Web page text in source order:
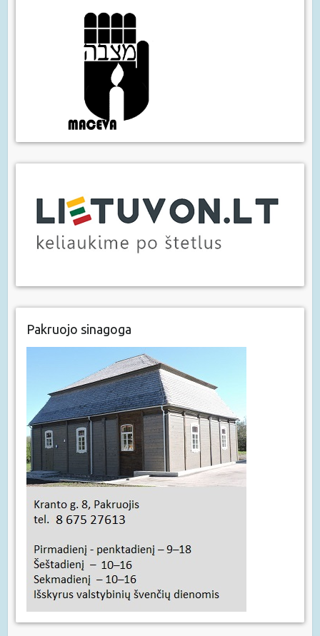
Pakruojo sinagoga